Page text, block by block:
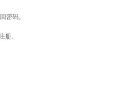
密码。
册。